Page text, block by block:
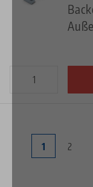
Seitennummerierung
Aktuelle
1 Page
2